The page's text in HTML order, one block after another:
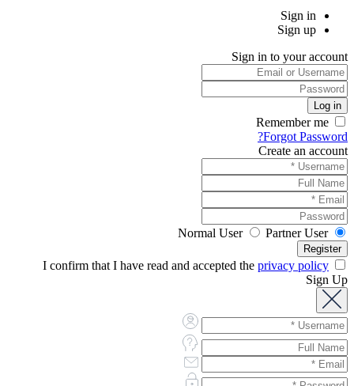
Sign in
Sign up
Sign in to your account
Forgot Password?
Create an account
Normal User Partner User
privacy policy
Sign Up